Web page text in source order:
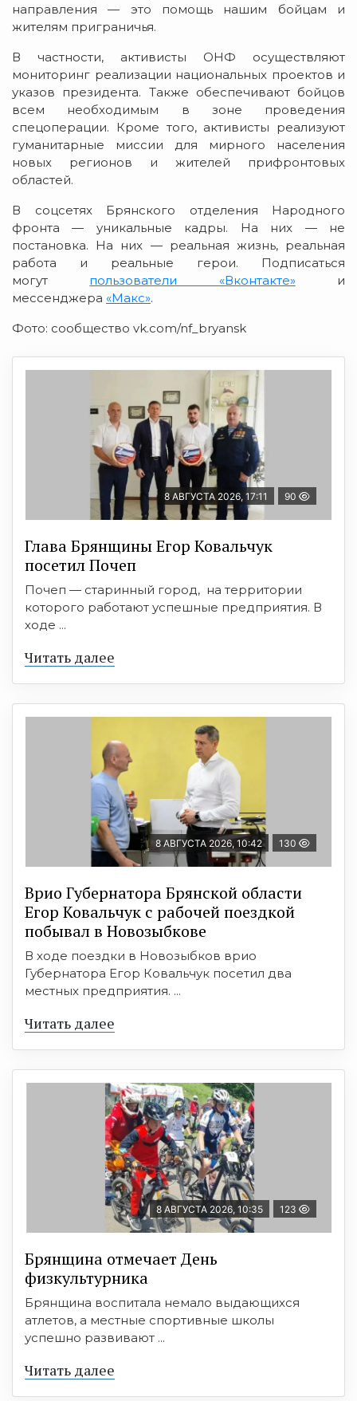
направления — это помощь нашим бойцам и
жителям приграничья.
В частности, активисты ОНФ осуществляют
мониторинг реализации национальных проектов и
указов президента. Также обеспечивают бойцов
всем необходимым в зоне проведения
спецоперации. Кроме того, активисты реализуют
гуманитарные миссии для мирного населения
новых регионов и жителей прифронтовых
областей.
В соцсетях Брянского отделения Народного
фронта — уникальные кадры. На них — не
постановка. На них — реальная жизнь, реальная
работа и реальные герои. Подписаться
могут пользователи «Вконтакте»и
мессенджера «Макс».
Фото: сообщество vk.com/nf_bryansk
8 АВГУСТА 2026, 17:11 90
Глава Брянщины Егор Ковальчук
посетил Почеп
Почеп — старинный город, на территории
которого работают успешные предприятия. В
ходе ...
Читать далее
8 АВГУСТА 2026, 10:42 130
Врио Губернатора Брянской области
Егор Ковальчук с рабочей поездкой
побывал в Новозыбкове
В ходе поездки в Новозыбков врио
Губернатора Егор Ковальчук посетил два
местных предприятия. ...
Читать далее
8 АВГУСТА 2026, 10:35 123
Брянщина отмечает День
физкультурника
Брянщина воспитала немало выдающихся
атлетов, а местные спортивные школы
успешно развивают ...
Читать далее